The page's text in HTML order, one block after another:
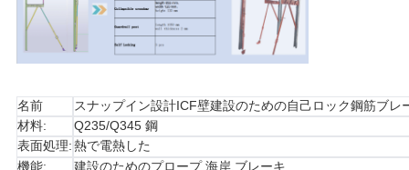
名前
スナップイン設計ICF壁建設のための自己ロック鋼筋ブレ
材料:
Q235/Q345 鋼
表面処理:熱で電熱した
機能:
建設のためのプロープ,海岸,ブレーキ